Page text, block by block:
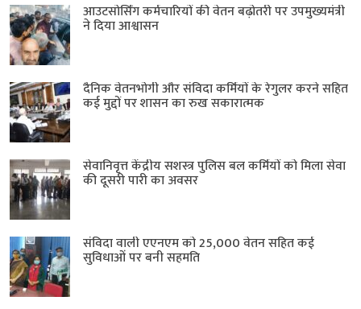
आउटसोर्सिंग कर्मचारियों की वेतन बढ़ोतरी पर उपमुख्यमंत्री
ने दिया आश्वासन
दैनिक वेतनभोगी और संविदा कर्मियों के रेगुलर करने सहित
कई मुद्दों पर शासन का रुख सकारात्मक
सेवानिवृत्त केंद्रीय सशस्त्र पुलिस बल ​कर्मियों को मिला सेवा
की दूसरी पारी का अवसर
संविदा वाली एएनएम को 25,000 वेतन सहित कई
सुविधाओं पर बनी सहमति